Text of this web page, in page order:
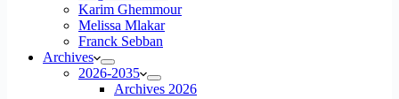
Karim Ghemmour
Melissa Mlakar
Franck Sebban
Archives
2026-2035
Archives 2026